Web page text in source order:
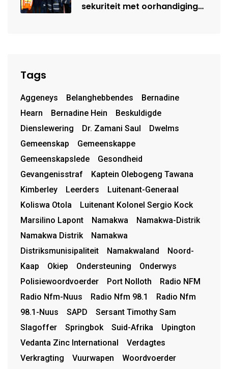
sekuriteit met oorhandiging
Tags
Aggeneys Belanghebbendes
Bernadine
Hearn
Bernadine Hein
Beskuldigde
Dienslewering
Dr. Zamani Saul
Dwelms
Gemeenskap
Gemeenskappe
Gemeenskapslede
Gesondheid
Gevangenisstraf
Kaptein Olebogeng Tawana
Kimberley
Leerders
Luitenant-Generaal
Koliswa Otola
Luitenant Kolonel Sergio Kock
Marsilino Lapont
Namakwa
Namakwa-Distrik
Namakwa Distrik
Namakwa
Distriksmunisipaliteit
Namakwaland
Noord-
Kaap
Okiep Ondersteuning
Onderwys
Polisiewoordvoerder
Port Nolloth
Radio NFM
Radio Nfm-Nuus
Radio Nfm 98.1
Radio Nfm
98.1-Nuus
SAPD
Sersant Timothy Sam
Slagoffer
Springbok Suid-Afrika
Upington
Vedanta Zinc International
Verdagtes
Verkragting
Vuurwapen Woordvoerder